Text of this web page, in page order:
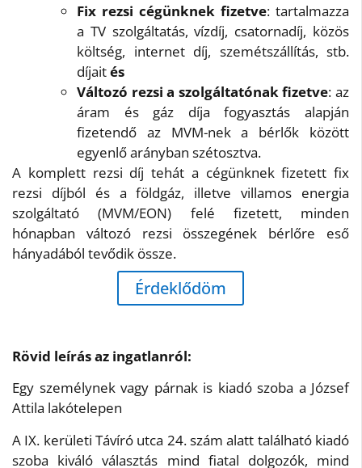
Fix rezsi cégünknek fizetve: tartalmazza
a TV szolgáltatás, vízdíj, csatornadíj, közös
költség, internet díj, szemétszállítás, stb.
díjaités
Változó rezsi a szolgáltatónak fizetve: az
áram és gáz díja fogyasztás alapján
fizetendő az MVM-nek a bérlők között
egyenlő arányban szétosztva.
A komplett rezsi díj tehát a cégünknek fizetett fix
rezsi díjból és a földgáz, illetve villamos energia
szolgáltató (MVM/EON) felé fizetett, minden
hónapban változó rezsi összegének bérlőre eső
hányadából tevődik össze.
Érdeklődöm
Rövid leírás az ingatlanról:
Egy személynek vagy párnak is kiadó szoba a József
Attila lakótelepen
A IX. kerületi Távíró utca 24. szám alatt található kiadó
szoba kiváló választás mind fiatal dolgozók, mind